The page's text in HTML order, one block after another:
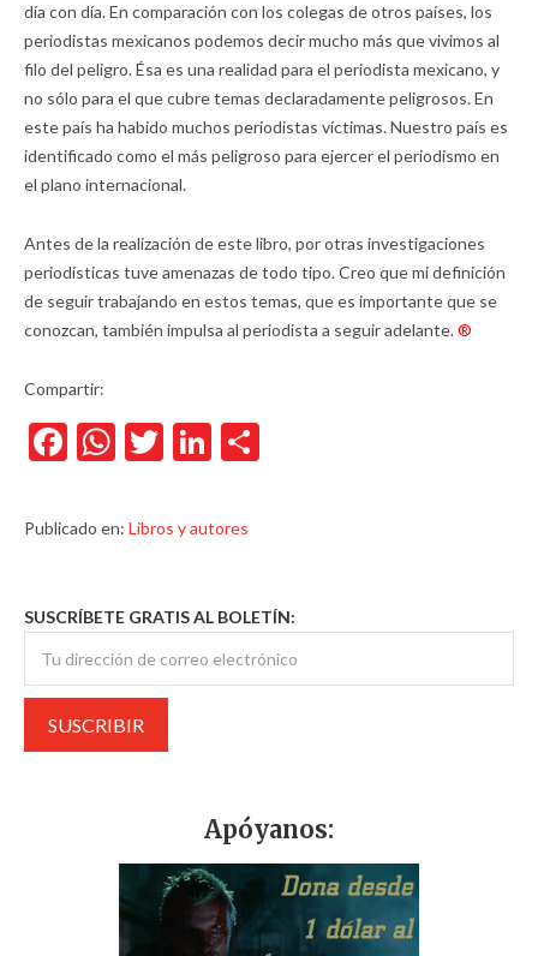
día con día. En comparación con los colegas de otros países, los
periodistas mexicanos podemos decir mucho más que vivimos al
filo del peligro. Ésa es una realidad para el periodista mexicano, y
no sólo para el que cubre temas declaradamente peligrosos. En
este país ha habido muchos periodistas víctimas. Nuestro país es
identificado como el más peligroso para ejercer el periodismo en
el plano internacional.
Antes de la realización de este libro, por otras investigaciones
periodísticas tuve amenazas de todo tipo. Creo que mi definición
de seguir trabajando en estos temas, que es importante que se
conozcan, también impulsa al periodista a seguir adelante.®
Compartir:
Facebook
WhatsApp
TwitterLinkedIn
Publicado en: Libros y autores
SUSCRÍBETE GRATIS AL BOLETÍN:
Apóyanos: